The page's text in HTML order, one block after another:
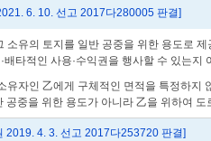
6. 10. 선고 2017다280005 판결]
소유의 토지를 일반 공중을 위한 용도로
배타적인 사용·수익권을 행사할 수 있는지
유자인 乙에게 구체적인 면적을 특정하
공중을 위한 용도가 아니라 乙을 위하여
2019. 4. 3. 선고 2017다253720 판결]